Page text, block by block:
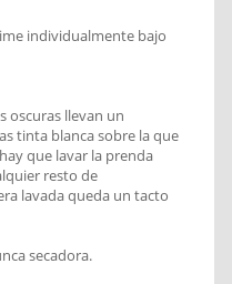
individualmente bajo
oscuras llevan un
tinta blanca sobre la que
que lavar la prenda
resto de
lavada queda un tacto
secadora.